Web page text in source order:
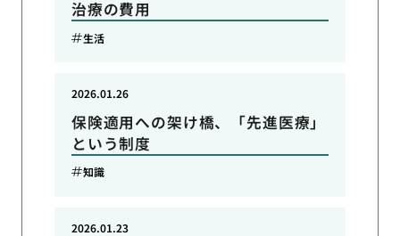
治療の費用
生活
保険適用への架け橋、「先進医療」
という制度
2026.01.26
知識
2026.01.23